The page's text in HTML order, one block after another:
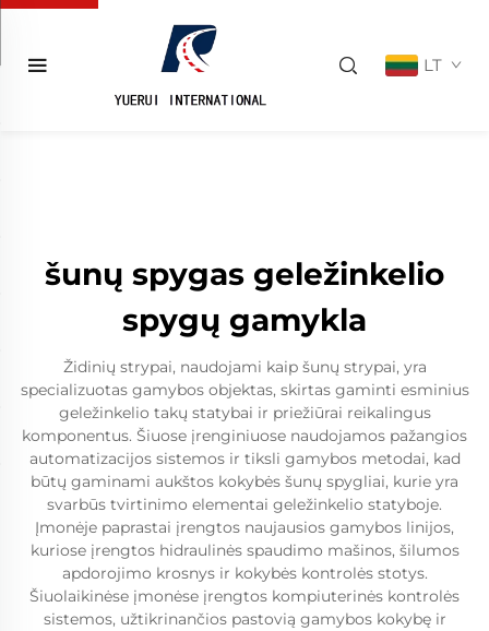
LT
šunų spygas geležinkelio
spygų gamykla
Židinių strypai, naudojami kaip šunų strypai, yra
specializuotas gamybos objektas, skirtas gaminti esminius
geležinkelio takų statybai ir priežiūrai reikalingus
komponentus. Šiuose įrenginiuose naudojamos pažangios
automatizacijos sistemos ir tiksli gamybos metodai, kad
būtų gaminami aukštos kokybės šunų spygliai, kurie yra
svarbūs tvirtinimo elementai geležinkelio statyboje.
Įmonėje paprastai įrengtos naujausios gamybos linijos,
kuriose įrengtos hidraulinės spaudimo mašinos, šilumos
apdorojimo krosnys ir kokybės kontrolės stotys.
Šiuolaikinėse įmonėse įrengtos kompiuterinės kontrolės
sistemos, užtikrinančios pastovią gamybos kokybę ir